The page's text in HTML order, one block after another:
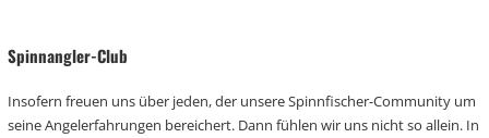
Spinnangler-Club
Insofern freuen uns über jeden, der unsere Spinnfischer-Community um
seine Angelerfahrungen bereichert. Dann fühlen wir uns nicht so allein. In